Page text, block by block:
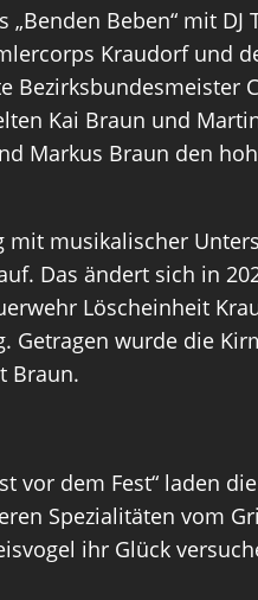
Beben“ mit
Kraudorf und
Kai Braun und
Markus Braun den
mit musikalischer
Das ändert sich in
Löscheinheit
Getragen wurde die
Braun.
vor dem Fest“ laden
Spezialitäten vom
ihr Glück